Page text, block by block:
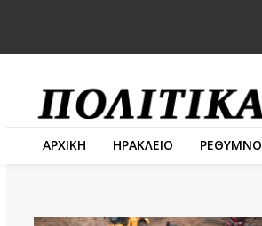
ΑΡΧΙΚΗ ΗΡΑΚΛΕΙΟ ΡΕΘΥΜΝΟ